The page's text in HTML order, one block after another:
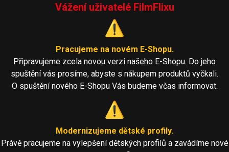
Vážení uživatelé FilmFlixu
⚠️
Pracujeme na novém E-Shopu.
Připravujeme zcela novou verzi našeho E-Shopu. Do jeho
spuštění vás prosíme, abyste s nákupem produktů vyčkali.
O spuštění nového E-Shopu Vás budeme včas informovat.
⚠️
Modernizujeme dětské profily.
Právě pracujeme na vylepšení dětských profilů a zavádíme nové